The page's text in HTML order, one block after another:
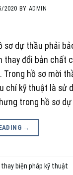
2020 BY ADMIN
sơ dự thầu phải
thay đổi bản chất
Trong hồ sơ mời
chí kỹ thuật là sử
trong hồ sơ
→
biện pháp kỹ thuật